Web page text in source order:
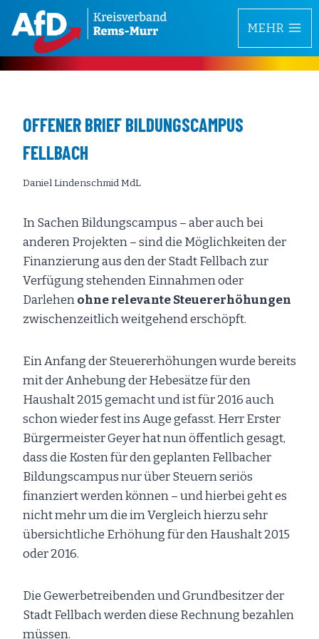
Inhalt
springen
MEHR
OFFENER BRIEF BILDUNGSCAMPUS
FELLBACH
Daniel Lindenschmid MdL
In Sachen Bildungscampus – aber auch bei
anderen Projekten – sind die Möglichkeiten der
Finanzierung aus den der Stadt Fellbach zur
Verfügung stehenden Einnahmen oder
Darlehenohne relevante Steuererhöhungen
zwischenzeitlich weitgehend erschöpft.
Ein Anfang der Steuererhöhungen wurde bereits
mit der Anhebung der Hebesätze für den
Haushalt 2015 gemacht und ist für 2016 auch
schon wieder fest ins Auge gefasst. Herr Erster
Bürgermeister Geyer hat nun öffentlich gesagt,
dass die Kosten für den geplanten Fellbacher
Bildungscampus nur über Steuern seriös
finanziert werden können – und hierbei geht es
nicht mehr um die im Vergleich hierzu sehr
übersichtliche Erhöhung für den Haushalt 2015
oder 2016.
Die Gewerbetreibenden und Grundbesitzer der
Stadt Fellbach werden diese Rechnung bezahlen
müssen.